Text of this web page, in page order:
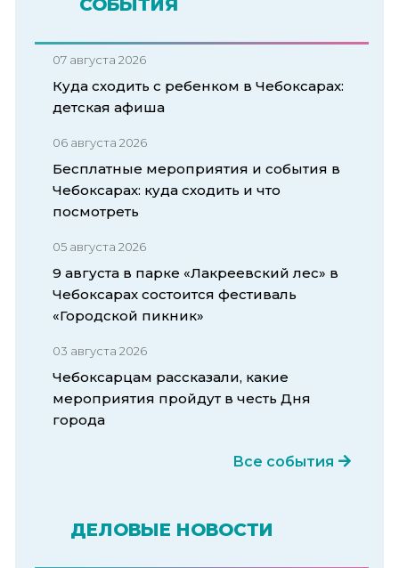
СОБЫТИЯ
07 августа 2026
Куда сходить с ребенком в Чебоксарах:
детская афиша
06 августа 2026
Бесплатные мероприятия и события в
Чебоксарах: куда сходить и что
посмотреть
05 августа 2026
9 августа в парке «Лакреевский лес» в
Чебоксарах состоится фестиваль
«Городской пикник»
03 августа 2026
Чебоксарцам рассказали, какие
мероприятия пройдут в честь Дня
города
Все события
ДЕЛОВЫЕ НОВОСТИ